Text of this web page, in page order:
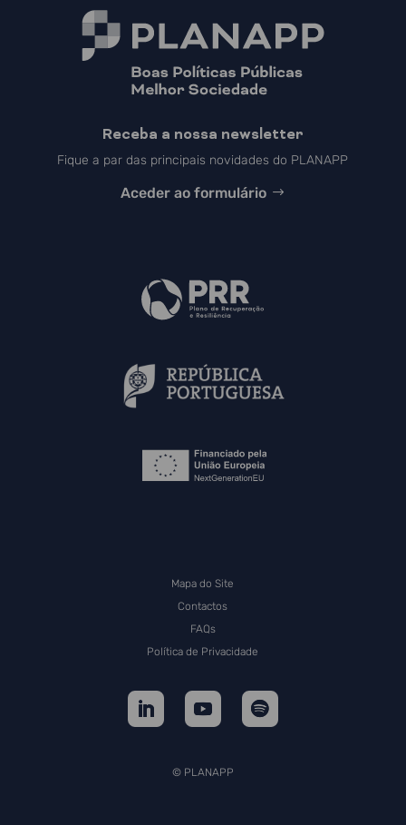
Receba a nossa newsletter
Fique a par das principais novidades do PLANAPP
Aceder ao formulário
Mapa do Site
Contactos
FAQs
Política de Privacidade
© PLANAPP